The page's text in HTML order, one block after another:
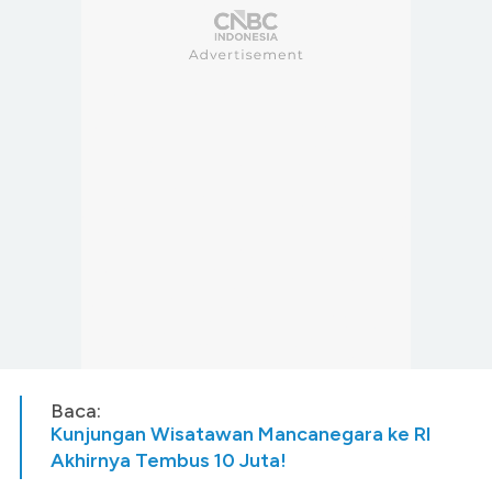
Baca:
Kunjungan Wisatawan Mancanegara ke RI
Akhirnya Tembus 10 Juta!